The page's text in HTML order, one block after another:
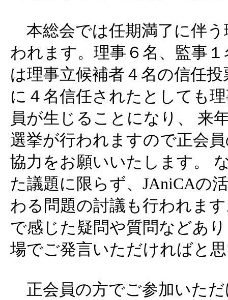
本総会では任期満了に伴う
われます。理事６名、監事
は理事立候補者４名の信任
に４名信任されたとしても
員が生じることになり、 来
選挙が行われますので正会
協力をお願いいたします。
た議題に限らず、JAniCAの
わる問題の討議も行われま
で感じた疑問や質問などあ
場でご発言いただければと
正会員の方でご参加いた